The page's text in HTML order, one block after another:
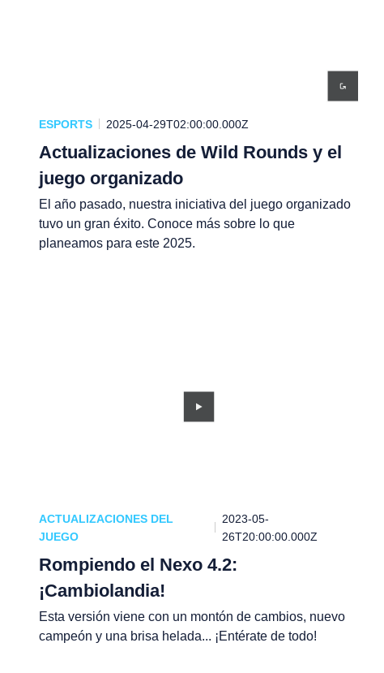
ESPORTS 2025-04-29T02:00:00.000Z
Actualizaciones de Wild Rounds y el
juego organizado
El año pasado, nuestra iniciativa del juego organizado
tuvo un gran éxito. Conoce más sobre lo que
planeamos para este 2025.
ACTUALIZACIONES DEL
JUEGO
2023-05-
26T20:00:00.000Z
Rompiendo el Nexo 4.2:
¡Cambiolandia!
Esta versión viene con un montón de cambios, nuevo
campeón y una brisa helada... ¡Entérate de todo!